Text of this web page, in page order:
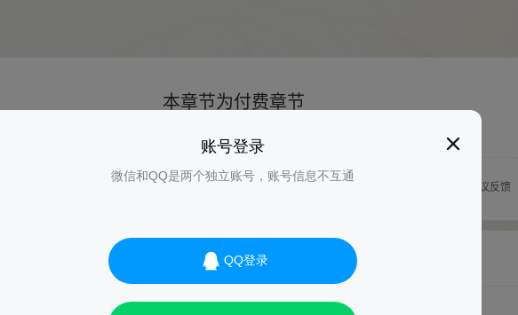
账号登录
微信和QQ是两个独立账号，账号信息不互通
QQ登录